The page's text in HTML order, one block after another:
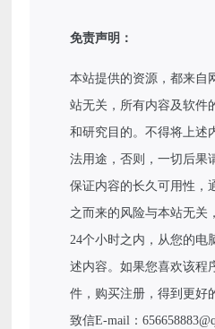
免责声明：
本站提供的资源，都来自
站无关，所有内容及软件
和研究目的。不得将上述
法用途，否则，一切后果
保证内容的长久可用性，
之而来的风险与本站无关
24个小时之内，从您的电
述内容。如果您喜欢该程
件，购买注册，得到更好
致信E-mail：